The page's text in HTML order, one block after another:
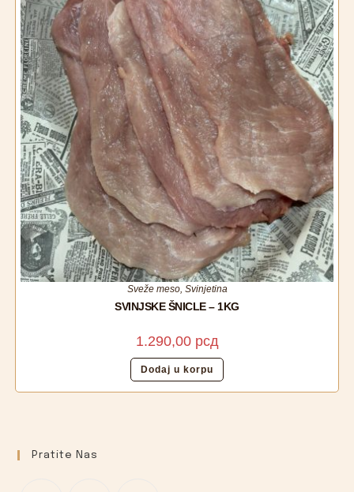
Sveže meso, Svinjetina
SVINJSKE ŠNICLE – 1KG
1.290,00 рсд
Dodaj u korpu
Pratite Nas